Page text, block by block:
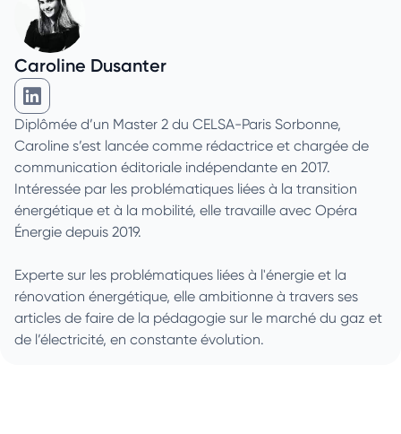
Caroline Dusanter
Caroline Dusanter sur Linkedin
Diplômée d’un Master 2 du CELSA-Paris Sorbonne,
Caroline s’est lancée comme rédactrice et chargée de
communication éditoriale indépendante en 2017.
Intéressée par les problématiques liées à la transition
énergétique et à la mobilité, elle travaille avec Opéra
Énergie depuis 2019.
Experte sur les problématiques liées à l'énergie et la
rénovation énergétique, elle ambitionne à travers ses
articles de faire de la pédagogie sur le marché du gaz et
de l’électricité, en constante évolution.